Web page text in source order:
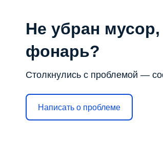
Не убран
фонарь?
Столкнулись с проблемой —
Написать о проблеме